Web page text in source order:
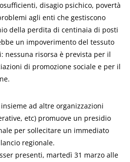
disagio psichico, povertà
agli enti che gestiscono
della perdita di centinaia di posti
un impoverimento del tessuto
nessuna risorsa è prevista per il
di promozione sociale e per il
ad altre organizzazioni
etc) promuove un presidio
per sollecitare un immediato
regionale.
presenti, martedì 31 marzo alle